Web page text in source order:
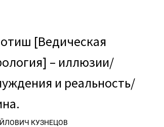
[Ведическая
– иллюзии/
и реальность/
КУЗНЕЦОВ